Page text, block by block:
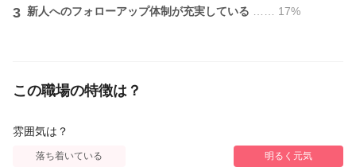
¥7700
マニキュア
¥6600
3 新人へのフォローアップ体制が充実している …… 17%
この職場の特徴は？
雰囲気は？
落ち着いている 明るく元気